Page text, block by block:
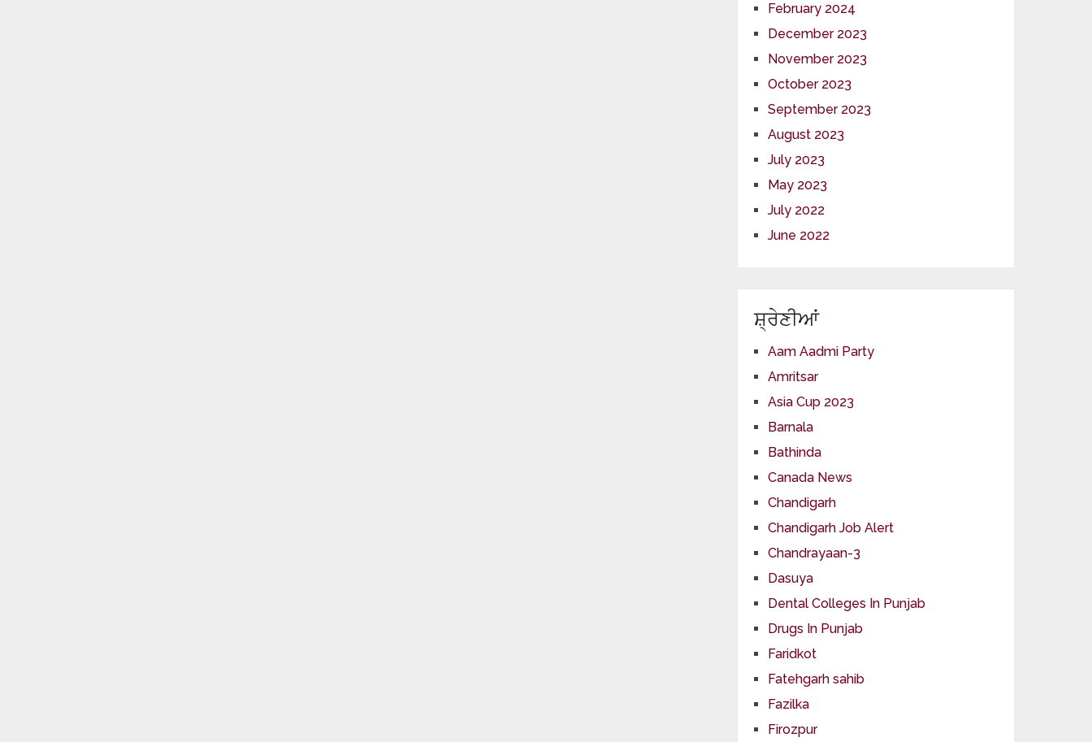
February 2024
December 2023
November 2023
October 2023
September 2023
August 2023
July 2023
May 2023
July 2022
June 2022
ਸ਼੍ਰੇਣੀਆਂ
Aam Aadmi Party
Amritsar
Asia Cup 2023
Barnala
Bathinda
Canada News
Chandigarh
Chandigarh Job Alert
Chandrayaan-3
Dasuya
Dental Colleges In Punjab
Drugs In Punjab
Faridkot
Fatehgarh sahib
Fazilka
Firozpur